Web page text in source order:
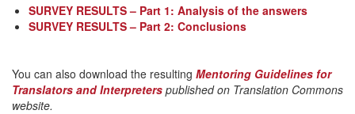
SURVEY RESULTS– Part 1: Analysis of the answers
SURVEY RESULTS – Part 2: Conclusions
You can also download the resulting Mentoring Guidelines for
Translators and Interpreters published on Translation Commons
website.